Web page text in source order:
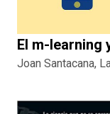
El m-learning
Joan Santacana,